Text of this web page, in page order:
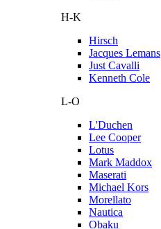
H-K
Hirsch
Jacques Lemans
Just Cavalli
Kenneth Cole
L-O
L'Duchen
Lee Cooper
Lotus
Mark Maddox
Maserati
Michael Kors
Morellato
Nautica
Obaku